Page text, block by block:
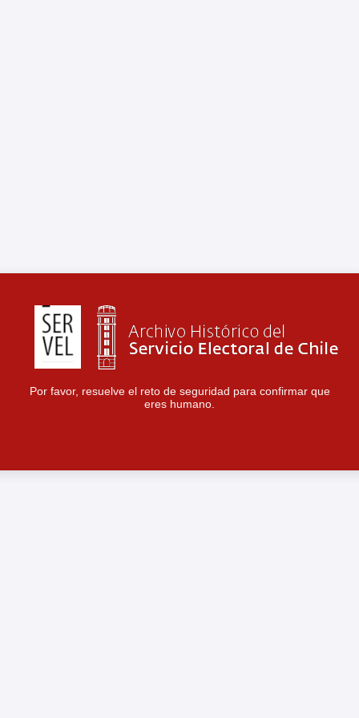
Por favor, resuelve el reto de seguridad para confirmar que
eres humano.